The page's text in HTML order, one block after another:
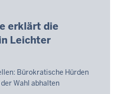
erklärt die
Leichter
Bürokratische Hürden
Wahl abhalten